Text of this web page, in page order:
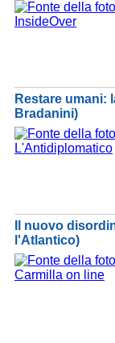
Restare umani:
Bradanini)
Il nuovo
l'Atlantico)